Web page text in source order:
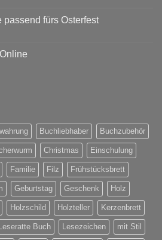
passend fürs Osterfest
Buchliebhaber Buchzubehör
Christmas Einschulung
Familie Filz Frühstücksbrett
Geburtstag Geschenk Holz
Holzschild Holzteller Kerzenbrett
Buch Lesezeichen mit Stil